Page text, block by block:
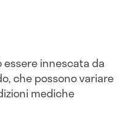
essere innescata da
che possono variare
mediche